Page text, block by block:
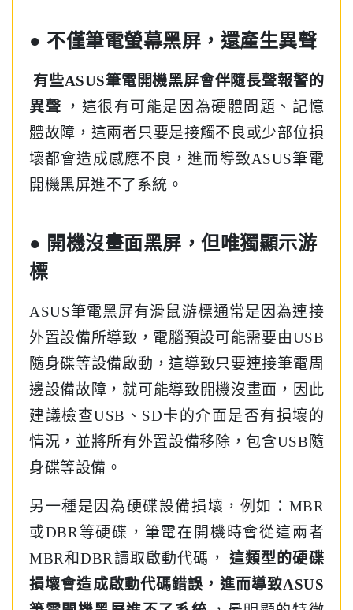
● 不僅筆電螢幕黑屏，還產生異聲
有些ASUS筆電開機黑屏會伴隨長聲報警的
異聲
，這很有可能是因為硬體問題、記憶
體故障，這兩者只要是接觸不良或少部位損
壞都會造成感應不良，進而導致ASUS筆電
開機黑屏進不了系統。
● 開機沒畫面黑屏，但唯獨顯示游
標
ASUS筆電黑屏有滑鼠游標通常是因為連接
外置設備所導致，電腦預設可能需要由USB
隨身碟等設備啟動，這導致只要連接筆電周
邊設備故障，就可能導致開機沒畫面，因此
建議檢查USB、SD卡的介面是否有損壞的
情況，並將所有外置設備移除，包含USB隨
身碟等設備。
另一種是因為硬碟設備損壞，例如：MBR
或DBR等硬碟，筆電在開機時會從這兩者
MBR和DBR讀取啟動代碼，
這類型的硬碟
損壞會造成啟動代碼錯誤，進而導致ASUS